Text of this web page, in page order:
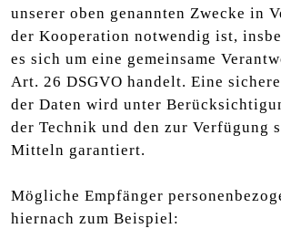
unserer oben genannten Zwecke in
der Kooperation notwendig ist,
es sich um eine gemeinsame
Art. 26 DSGVO handelt. Eine
der Daten wird unter
der Technik und den zur Verfügung
Mitteln garantiert.
Mögliche Empfänger
hiernach zum Beispiel: